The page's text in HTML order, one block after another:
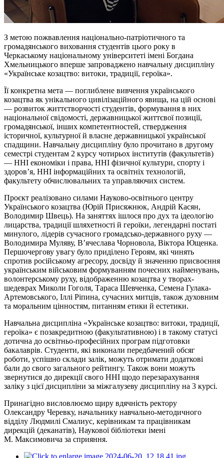
З метою пожвавлення національно-патріотичного та
громадянського виховання студентів цього року в
Черкаському національному університеті імені Богдана
Хмельницького вперше запроваджено навчальну дисципліну
«Українське козацтво: витоки, традиції, героїка».
Її конкретна мета — поглиблене вивчення українського
козацтва як унікального цивілізаційного явища, на цій основі
— розвиток життєтворчості студентів, формування в них
національної свідомості, державницької життєвої позиції,
громадянської, інших компетентностей, ствердження
історичної, культурної й власне державницької української
спадщини. Навчальну дисципліну було прочитано в другому
семестрі студентам 2 курсу чотирьох інститутів (факультетів)
— ННІ економіки і права, ННІ фізичної культури, спорту і
здоров’я, ННІ інформаційних та освітніх технологій,
факультету обчислювальних та управляючих систем.
Проєкт реалізовано силами Науково-освітнього центру
Українського козацтва (Юрій Присяжнюк, Андрій Касян,
Володимир Швець). На заняттях ішлося про дух та ідеологію
лицарства, традиції шляхетності й героїки, легендарні постаті
минулого, лідерів сучасного громадсько-державного руху —
Володимира Муляву, В’ячеслава Чорновола, Віктора Ющенка.
Першочергову увагу було приділено Героям, які чинять
спротив російському агресору, досвіду й значенню присвоєння
українським військовим формуванням почесних найменувань,
волонтерському руху, відображенню козацтва у творах-
шедеврах Миколи Гоголя, Тараса Шевченка, Семена Гулака-
Артемовського, Іллі Ріпина, сучасних митців, також духовним
та моральним цінностям, питанням етики й естетики.
Навчальна дисципліна «Українське козацтво: витоки, традиції,
героїка» є позакредитною (факультативною) і в такому статусі
дотична до освітньо-професійних програм підготовки
бакалаврів. Студенти, які виконали передбачений обсяг
роботи, успішно склади залік, можуть отримати додаткові
бали до свого загального рейтингу. Також вони можуть
звернутися до дирекції свого ННІ щодо перезарахування
заліку з цієї дисципліни за міжгалузеву дисципліну на 3 курсі.
Принагідно висловлюємо щиру вдячність ректору
Олександру Черевку, начальнику навчально-методичного
відділу Людмилі Смалиус, керівникам та працівникам
дирекцій (деканатів), Наукової бібліотеки імені
М. Максимовича за сприяння.